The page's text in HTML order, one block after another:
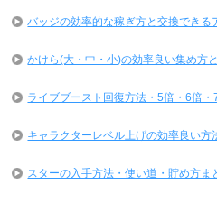
バッジの効率的な稼ぎ方と交換できる
かけら(大・中・小)の効率良い集め方
ライブブースト回復方法・5倍・6倍
キャラクターレベル上げの効率良い方
スターの入手方法・使い道・貯め方ま